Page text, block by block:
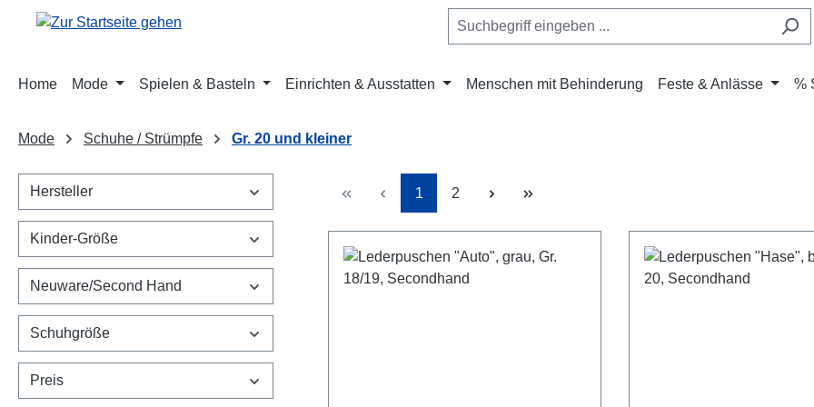
Hauptinhalt springen
Zur Suche springen
Zur Hauptnavigation springen
Home Mode Spielen & Basteln Einrichten & Ausstatten Menschen mit Behinderung Feste & Anlässe %
Mode Schuhe / Strümpfe Gr. 20 und kleiner
Hersteller
Kinder-Größe
Neuware/Second Hand
Schuhgröße
Preis
Seite
1 Seite
2